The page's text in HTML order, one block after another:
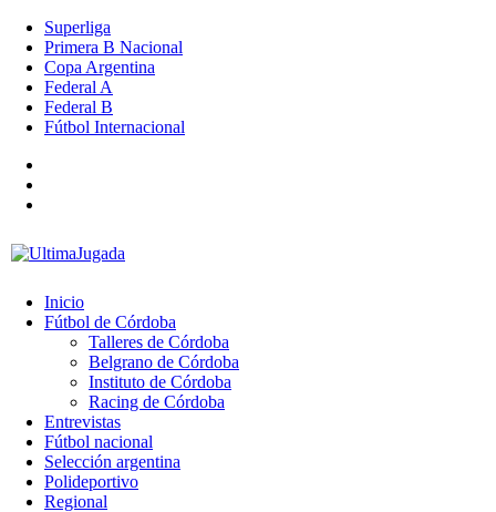
Superliga
Primera B Nacional
Copa Argentina
Federal A
Federal B
Fútbol Internacional
Inicio
Fútbol de Córdoba
Talleres de Córdoba
Belgrano de Córdoba
Instituto de Córdoba
Racing de Córdoba
Entrevistas
Fútbol nacional
Selección argentina
Polideportivo
Regional